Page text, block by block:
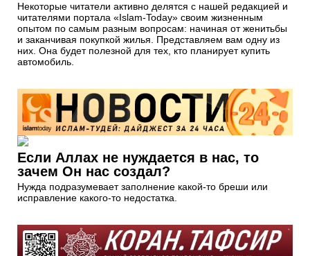
Некоторые читатели активно делятся с нашей редакцией и
читателями портала «Islam-Today» своим жизненным
опытом по самым разным вопросам: начиная от женитьбы
и заканчивая покупкой жилья. Представляем вам одну из
них. Она будет полезной для тех, кто планирует купить
автомобиль.
Если Аллах не нуждается в нас, то
зачем Он нас создал?
Нужда подразумевает заполнение какой-то бреши или
исправление какого-то недостатка.